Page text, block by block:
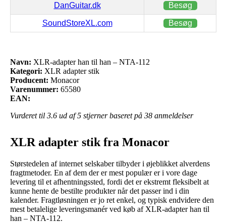
DanGuitar.dk Besøg
SoundStoreXL.com Besøg
Navn: XLR-adapter han til han – NTA-112
Kategori: XLR adapter stik
Producent: Monacor
Varenummer: 65580
EAN:
Vurderet til 3.6 ud af 5 stjerner baseret på 38 anmeldelser
XLR adapter stik fra Monacor
Størstedelen af internet selskaber tilbyder i øjeblikket alverdens
fragtmetoder. En af dem der er mest populær er i vore dage
levering til et afhentningssted, fordi det er ekstremt fleksibelt at
kunne hente de bestilte produkter når det passer ind i din
kalender. Fragtløsningen er jo ret enkel, og typisk endvidere den
mest betalelige leveringsmanér ved køb af XLR-adapter han til
han – NTA-112.